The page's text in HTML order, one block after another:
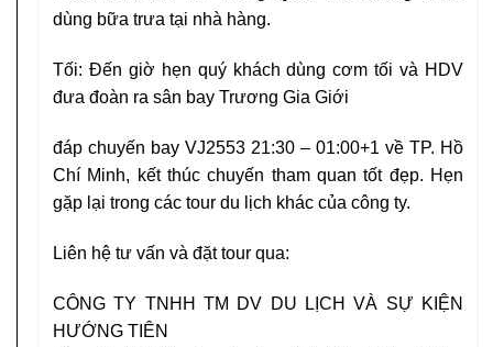
dùng bữa trưa tại nhà hàng.
Tối: Đến giờ hẹn quý khách dùng cơm tối và HDV
đưa đoàn ra sân bay Trương Gia Giới
đáp chuyến bay VJ2553 21:30 – 01:00+1 về TP. Hồ
Chí Minh, kết thúc chuyến tham quan tốt đẹp. Hẹn
gặp lại trong các tour du lịch khác của công ty.
Liên hệ tư vấn và đặt tour qua:
CÔNG TY TNHH TM DV DU LỊCH VÀ SỰ KIỆN
HƯỚNG TIÊN